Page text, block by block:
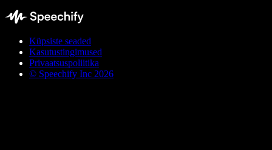
Küpsiste seaded
Kasutustingimused
Privaatsuspoliitika
© Speechify Inc 2026